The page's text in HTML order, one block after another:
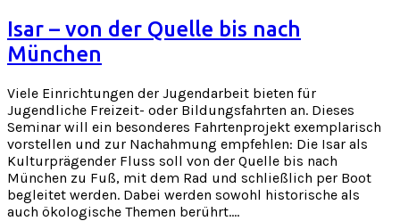
Isar – von der Quelle bis nach
München
Viele Einrichtungen der Jugendarbeit bieten für
Jugendliche Freizeit- oder Bildungsfahrten an. Dieses
Seminar will ein besonderes Fahrtenprojekt exemplarisch
vorstellen und zur Nachahmung empfehlen: Die Isar als
Kulturprägender Fluss soll von der Quelle bis nach
München zu Fuß, mit dem Rad und schließlich per Boot
begleitet werden. Dabei werden sowohl historische als
auch ökologische Themen berührt….